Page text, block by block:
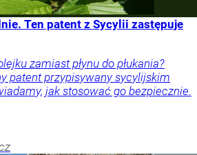
Ten patent z Sycylii zastępuje
zamiast płynu do płukania?
patent przypisywany sycylijskim
jak stosować go bezpiecznie.